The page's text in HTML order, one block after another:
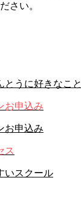
さい。
とうに好きなこと
お申込み
お申込み
ス
いスクール